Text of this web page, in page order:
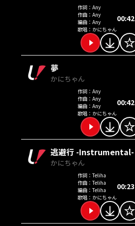
作詞：Any
作曲：Any
編曲：Any
歌唱：かにちゃん
00:42
夢
かにちゃん
作詞：Any
作曲：Any
編曲：Any
歌唱：かにちゃん
00:42
逃避行 -Instrumental-
かにちゃん
作詞：Teliha
作曲：Teliha
編曲：Teliha
歌唱：かにちゃん
00:23